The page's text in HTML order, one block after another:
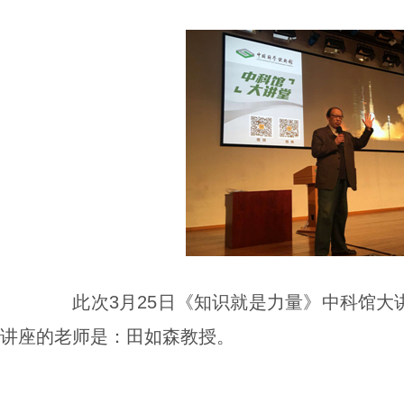
此次3月 25 日《知识就是力量》中科馆
讲座的老师是：田如森教授。